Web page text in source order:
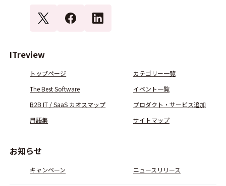
ITreview
トップページ
カテゴリー一覧
The Best Software
イベント一覧
B2B IT / SaaS カオスマップ
プロダクト・サービス追加
用語集
サイトマップ
お知らせ
キャンペーン ニュースリリース